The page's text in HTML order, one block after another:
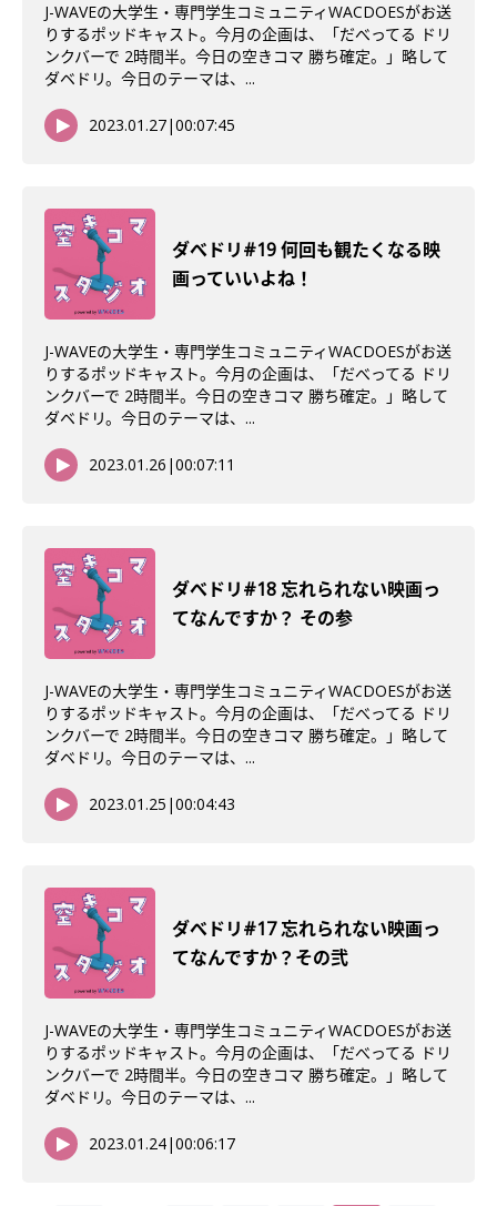
J-WAVEの大学生・専門学生コミュニティWACDOESがお送
りするポッドキャスト。今月の企画は、「だべってる ドリ
ンクバーで 2時間半。今日の空きコマ 勝ち確定。」略して
ダベドリ。今日のテーマは、...
2023.01.27|00:07:45
ダべドリ#19 何回も観たくなる映
画っていいよね！
J-WAVEの大学生・専門学生コミュニティWACDOESがお送
りするポッドキャスト。今月の企画は、「だべってる ドリ
ンクバーで 2時間半。今日の空きコマ 勝ち確定。」略して
ダベドリ。今日のテーマは、...
2023.01.26 |00:07:11
ダべドリ#18 忘れられない映画っ
てなんですか？ その参
J-WAVEの大学生・専門学生コミュニティWACDOESがお送
りするポッドキャスト。今月の企画は、「だべってる ドリ
ンクバーで 2時間半。今日の空きコマ 勝ち確定。」略して
ダベドリ。今日のテーマは、...
2023.01.25 |00:04:43
ダべドリ#17 忘れられない映画っ
てなんですか？その弐
J-WAVEの大学生・専門学生コミュニティWACDOESがお送
りするポッドキャスト。今月の企画は、「だべってる ドリ
ンクバーで 2時間半。今日の空きコマ 勝ち確定。」略して
ダベドリ。今日のテーマは、...
2023.01.24|00:06:17